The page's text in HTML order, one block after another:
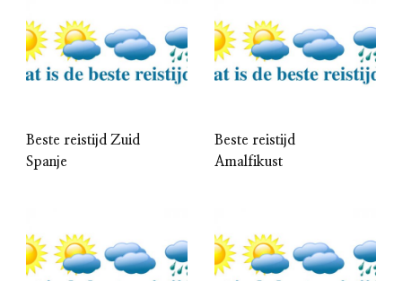
Beste reistijd Zuid
Spanje
Beste reistijd
Amalfikust